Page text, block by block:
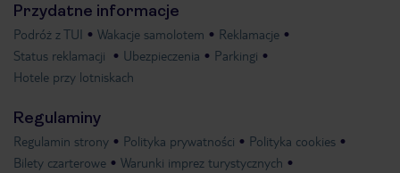
Przydatne informacje
Podróż z TUI Wakacje samolotem
Reklamacje
Status reklamacji
Ubezpieczenia
Parkingi
Hotele przy lotniskach
Regulaminy
Regulamin strony Polityka prywatności
Polityka cookies
Bilety czarterowe
Warunki imprez turystycznych